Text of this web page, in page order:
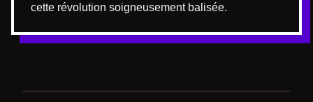
cette révolution soigneusement balisée.